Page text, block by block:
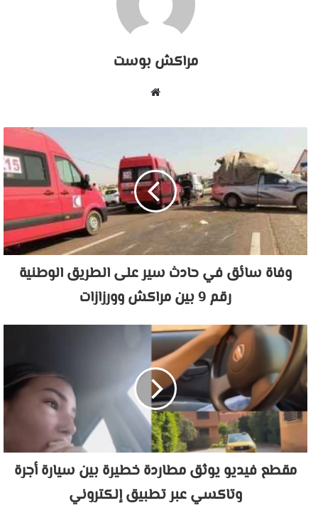
مراكش بوست
وفاة سائق في حادث سير على الطريق الوطنية
رقم 9 بين مراكش وورزازات
مقطع فيديو يوثق مطاردة خطيرة بين سيارة أجرة
وتاكسي عبر تطبيق إلكتروني